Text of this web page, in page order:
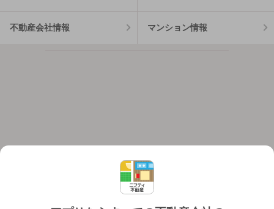
不動産会社情報 マンション情報